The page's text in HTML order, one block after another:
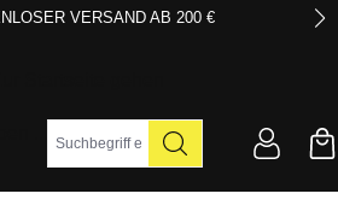
VERSAND AB 200 €